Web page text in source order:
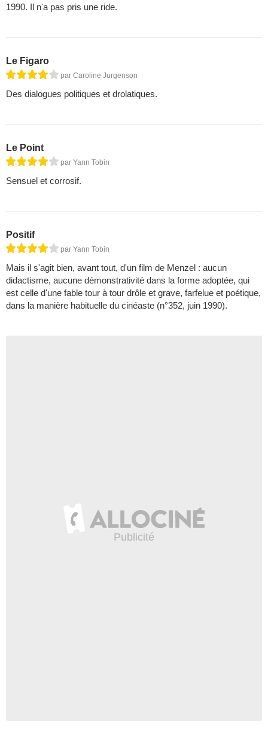
1990. Il n'a pas pris une ride.
Le Figaro
par Caroline Jurgenson
Des dialogues politiques et drolatiques.
Le Point
par Yann Tobin
Sensuel et corrosif.
Positif
par Yann Tobin
Mais il s'agit bien, avant tout, d'un film de Menzel : aucun
didactisme, aucune démonstrativité dans la forme adoptée, qui
est celle d'une fable tour à tour drôle et grave, farfelue et poétique,
dans la manière habituelle du cinéaste (n°352, juin 1990).